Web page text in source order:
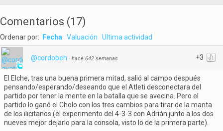
Comentarios (17)
Ordenar por: Fecha Valuación Ultima actividad
+3
@cordobeh · hace 642 semanas
El Elche, tras una buena primera mitad, salió al campo después
pensando/esperando/deseando que el Atleti desconectara del
partido por tener la mente en la batalla que se avecina. Pero el
partido lo ganó el Cholo con los tres cambios para tirar de la manta
de los ilicitanos (el experimento del 4-3-3 con Adrián junto a los dos
nueves mejor dejarlo para la consola, visto lo de la primera parte).